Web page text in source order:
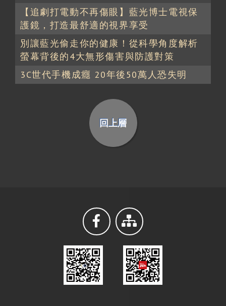
【追劇打電動不再傷眼】藍光博士電視保
護鏡，打造最舒適的視界享受
別讓藍光偷走你的健康！從科學角度解析
螢幕背後的4大無形傷害與防護對策
3C世代手機成癮 20年後50萬人恐失明